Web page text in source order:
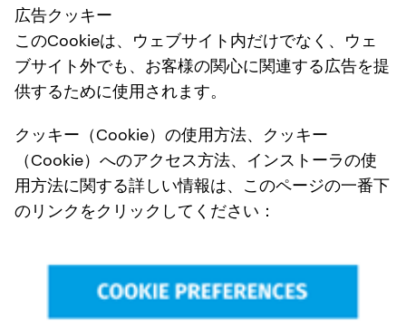
広告クッキー
このCookieは、ウェブサイト内だけでなく、ウェ
ブサイト外でも、お客様の関心に関連する広告を提
供するために使用されます。
クッキー（Cookie）の使用方法、クッキー
（Cookie）へのアクセス方法、インストーラの使
用方法に関する詳しい情報は、このページの一番下
のリンクをクリックしてください：